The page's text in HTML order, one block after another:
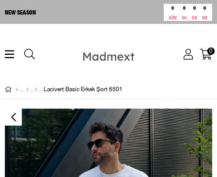
NEW SEASON
0
GÜN
0
SA
0
DK
0
SN
0
Lacivert Basic Erkek Şort 6501